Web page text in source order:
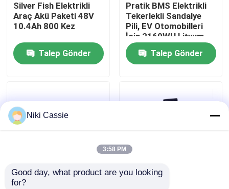
Fabrika turu
Kalite kontrol
Haberler
Güneş taşınabilir güç istasyonu
Silver Fish Elektrikli
Araç Akü Paketi 48V
10.4Ah 800 Kez
Talep Gönder
Pratik BMS Elektrikli
Tekerlekli Sandalye
Pili, EV Otomobilleri
İçin 2160WH Lityum
İyon Pil
Talep Gönder
Kararlı NCM EV Lityum
Niki Cassie
3:58 PM
Good day, what product are you looking
for?